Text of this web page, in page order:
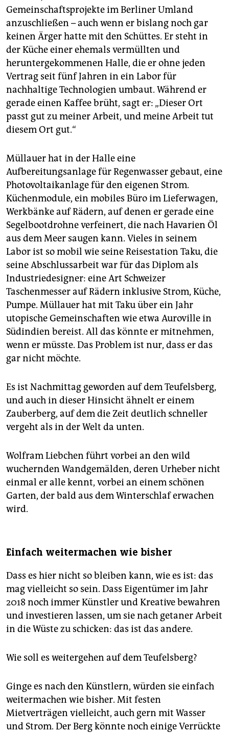
Gemeinschaftsprojekte im Berliner Umland
anzuschließen – auch wenn er bislang noch gar
keinen Ärger hatte mit den Schüttes. Er steht in
der Küche einer ehemals vermüllten und
heruntergekommenen Halle, die er ohne jeden
Vertrag seit fünf Jahren in ein Labor für
nachhaltige Technologien umbaut. Während er
gerade einen Kaffee brüht, sagt er: „Dieser Ort
passt gut zu meiner Arbeit, und meine Arbeit tut
diesem Ort gut.“
Müllauer hat in der Halle eine
Aufbereitungsanlage für Regenwasser gebaut, eine
Photovoltaikanlage für den eigenen Strom.
Küchenmodule, ein mobiles Büro im Lieferwagen,
Werkbänke auf Rädern, auf denen er gerade eine
Segelbootdrohne verfeinert, die nach Havarien Öl
aus dem Meer saugen kann. Vieles in seinem
Labor ist so mobil wie seine Reisestation Taku, die
seine Abschlussarbeit war für das Diplom als
Indus­trie­designer: eine Art Schweizer
Taschenmesser auf Rädern inklusive Strom, Küche,
Pumpe. Müllauer hat mit Taku über ein Jahr
utopische Gemeinschaften wie etwa Auroville in
Südindien bereist. All das könnte er mitnehmen,
wenn er müsste. Das Problem ist nur, dass er das
gar nicht möchte.
Es ist Nachmittag geworden auf dem Teufelsberg,
und auch in dieser Hinsicht ähnelt er einem
Zauberberg, auf dem die Zeit deutlich schneller
vergeht als in der Welt da unten.
Wolfram Liebchen führt vorbei an den wild
wuchernden Wandgemälden, deren Urheber nicht
einmal er alle kennt, vorbei an einem schönen
Garten, der bald aus dem Winterschlaf erwachen
wird.
Einfach weitermachen wie bisher
Dass es hier nicht so bleiben kann, wie es ist: das
mag vielleicht so sein. Dass Eigentümer im Jahr
2018 noch immer Künstler und Kreative bewahren
und investieren lassen, um sie nach getaner Arbeit
in die Wüste zu schicken: das ist das andere.
Wie soll es weitergehen auf dem Teufelsberg?
Ginge es nach den Künstlern, würden sie einfach
weitermachen wie bisher. Mit festen
Mietverträgen vielleicht, auch gern mit Wasser
und Strom. Der Berg könnte noch einige Verrückte